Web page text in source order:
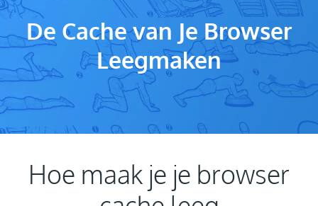
Functies
Prijzen
Help
De Cache van Je Browser
Leegmaken
Hoe maak je je browser